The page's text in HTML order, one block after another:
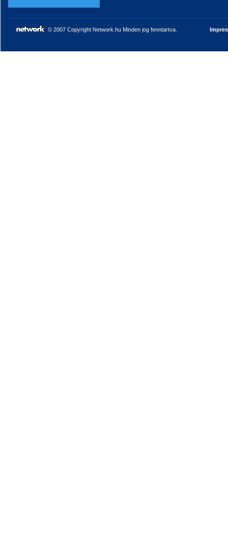
© 2007 Copyright Network.hu Minden jog fenntartva.